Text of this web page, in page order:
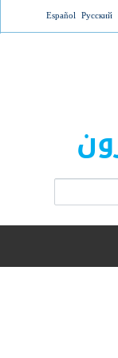
Русский
Español